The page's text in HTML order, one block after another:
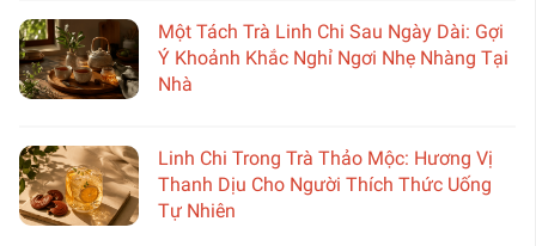
Một Tách Trà Linh Chi Sau Ngày Dài: Gợi
Ý Khoảnh Khắc Nghỉ Ngơi Nhẹ Nhàng Tại
Nhà
Linh Chi Trong Trà Thảo Mộc: Hương Vị
Thanh Dịu Cho Người Thích Thức Uống
Tự Nhiên